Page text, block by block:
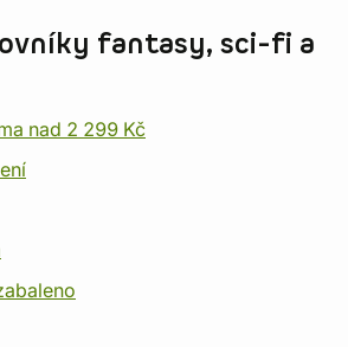
fantasy, sci-fi a
nad 2 299 Kč